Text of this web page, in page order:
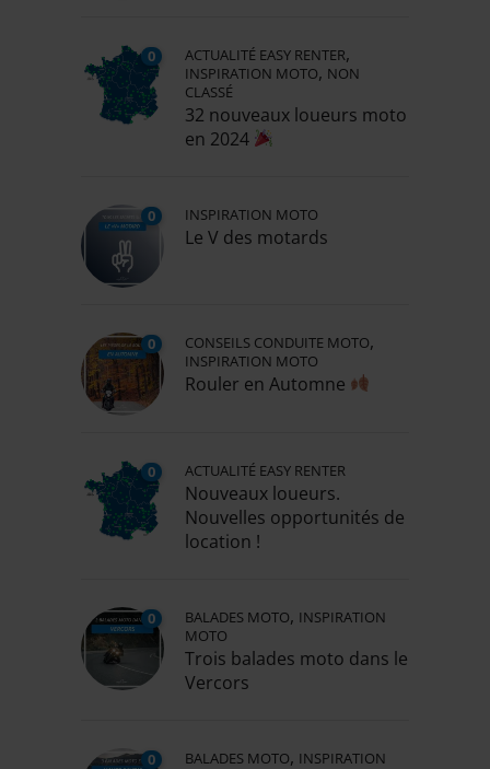
0 ACTUALITÉ EASY RENTER,
INSPIRATION MOTO, NON
CLASSÉ
32 nouveaux loueurs moto
en 2024
0 INSPIRATION MOTO
Le V des motards
0 CONSEILS CONDUITE MOTO,
INSPIRATION MOTO
Rouler en Automne
0 ACTUALITÉ EASY RENTER
Nouveaux loueurs.
Nouvelles opportunités de
location !
0 BALADES MOTO, INSPIRATION
MOTO
Trois balades moto dans le
Vercors
0 BALADES MOTO, INSPIRATION